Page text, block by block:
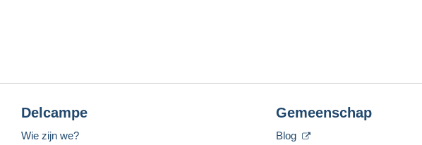
Delcampe
Wie zijn we?
Gemeenschap
Blog